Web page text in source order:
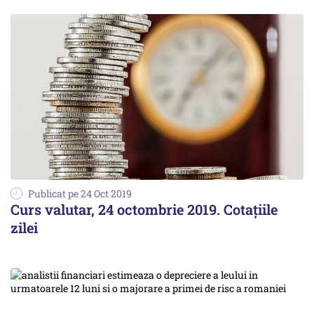
Publicat pe 24 Oct 2019
Curs valutar, 24 octombrie 2019. Cotațiile
zilei